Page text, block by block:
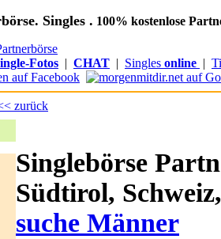
Singles . 100% kostenlose
Fotos | CHAT | Singles online |
zurück
Singlebörse
Südtirol,
suche Männer